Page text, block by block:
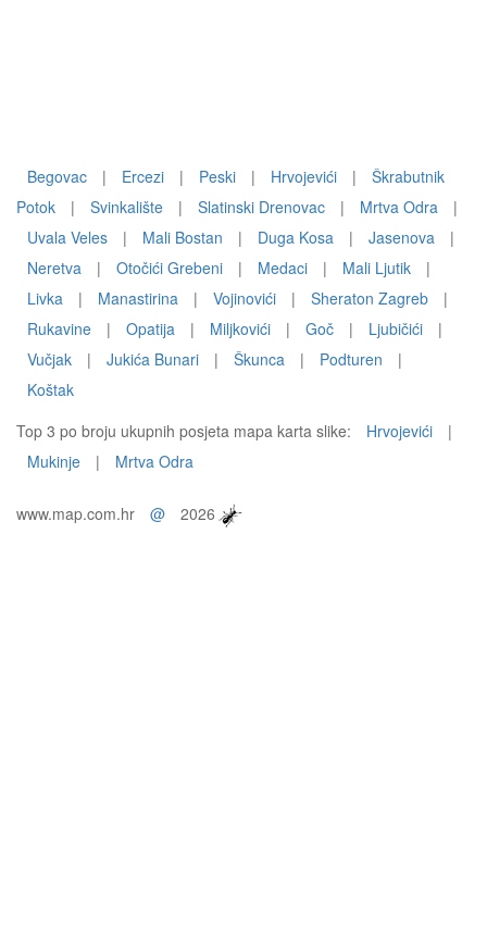
Begovac | Ercezi | Peski | Hrvojevići |
Škrabutnik
Potok
| Svinkalište | Slatinski Drenovac | Mrtva Odra
|
Uvala Veles
| Mali Bostan | Duga Kosa | Jasenova
|
Neretva
| Otočići Grebeni | Medaci | Mali Ljutik
|
Livka
| Manastirina | Vojinovići | Sheraton Zagreb
|
Rukavine
| Opatija | Miljkovići | Goč | Ljubičići
|
Vučjak
| Jukića Bunari | Škunca | Podturen
|
Koštak
Top 3 po broju ukupnih posjeta mapa karta slike:
Hrvojevići
|
Mukinje
| Mrtva Odra
www.map.com.hr @ 2026